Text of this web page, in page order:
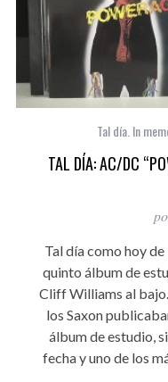
Tal día. In
TAL DÍA: AC/DC
Tal día como hoy
quinto álbum de
Cliff Williams al
los Saxon
álbum de estudio,
fecha y uno de los